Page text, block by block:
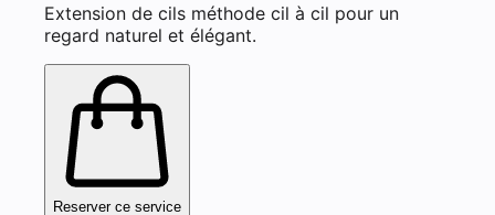
Extension de cils méthode cil à cil pour un
regard naturel et élégant.
Reserver ce service